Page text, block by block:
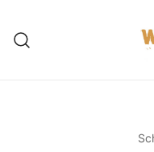
naar